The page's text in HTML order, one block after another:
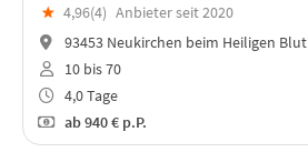
enthalten.
★ 4,96(4) Anbieter seit 2020
93453 Neukirchen beim Heiligen Blut
10 bis 70
4,0 Tage
ab940 € p.P.